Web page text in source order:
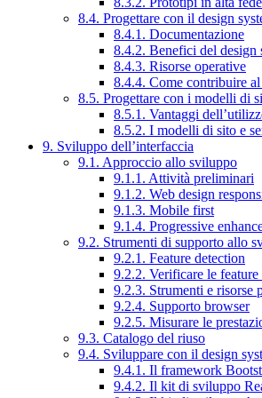
8.4. Progettare con il design
8.4.1. Documentazione
8.4.2. Benefici del design
8.4.3. Risorse operative
8.4.4. Come contribuire
8.5. Progettare con i modelli di
8.5.1. Vantaggi
8.5.2. I modelli di sito e
9. Sviluppo dell’interfaccia
9.1. Approccio allo sviluppo
9.1.1. Attività preliminari
9.1.2. Web design
9.1.3. Mobile first
9.1.4. Progressive
9.2. Strumenti di supporto allo
9.2.1. Feature detection
9.2.2. Verificare le
9.2.3. Strumenti e risorse
9.2.4. Supporto browser
9.2.5. Misurare le
9.3. Catalogo del riuso
9.4. Sviluppare con il design
9.4.1. Il framework
9.4.2. Il kit di sviluppo